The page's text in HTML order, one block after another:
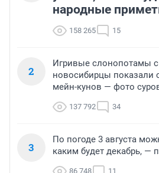
народные
158 265 15
2
Игривые слонопотамы с
новосибирцы показали
мейн-кунов — фото
137 792 34
3
По погоде 3 августа
каким будет декабрь, —
86 748 11